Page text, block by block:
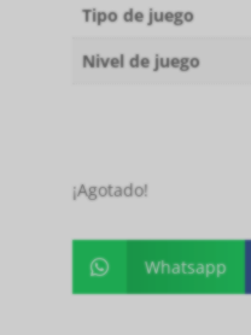
Tipo de juego
Nivel de juego
¡Agotado!
 Whatsapp